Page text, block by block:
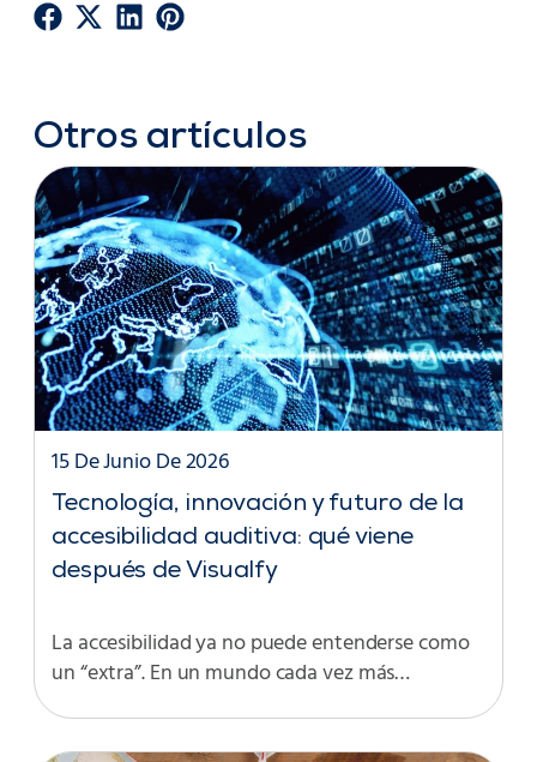
Otros artículos
Tecnología, innovación y futuro de la
accesibilidad auditiva: qué viene
después de Visualfy
15 De Junio De 2026
La accesibilidad ya no puede entenderse como
un “extra”. En un mundo cada vez más…